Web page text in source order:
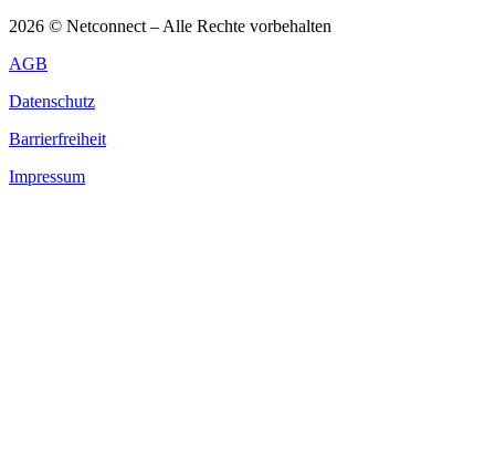
2026 © Netconnect – Alle Rechte vorbehalten
AGB
Datenschutz
Barrierfreiheit
Impressum